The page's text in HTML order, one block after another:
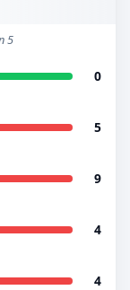
5
0
5
9
4
4